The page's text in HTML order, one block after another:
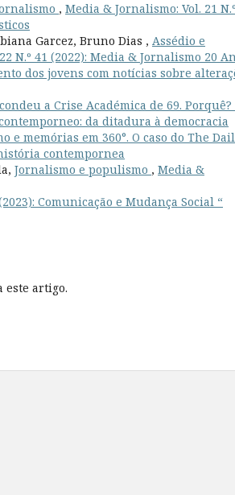
, Media & Jornalismo: Vol. 21
Garcez, Bruno Dias , Assédio e
N.º 41 (2022): Media & Jornalismo 20
dos jovens com notícias sobre
a Crise Académica de 69. Porquê?
da ditadura à democracia
e memórias em 360°. O caso do The
contempornea
Jornalismo e populismo , Media &
Comunicação e Mudança Social “
este artigo.